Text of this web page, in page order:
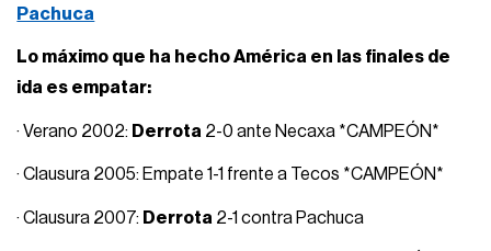
Pachuca
Lo máximo que ha hecho América en las finales de
ida es empatar:
· Verano 2002: Derrota 2-0 ante Necaxa *CAMPEÓN*
· Clausura 2005: Empate 1-1 frente a Tecos *CAMPEÓN*
· Clausura 2007: Derrota 2-1 contra Pachuca